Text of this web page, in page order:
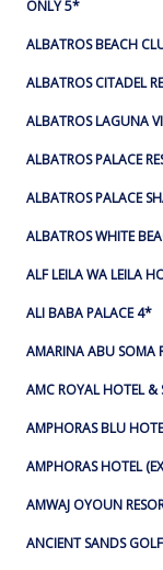
ONLY 5*
ALBATROS BEACH
ALBATROS CITADEL
ALBATROS LAGUNA
ALBATROS PALACE
ALBATROS PALACE
ALBATROS WHITE
ALF LEILA WA LEILA
ALI BABA PALACE 4*
AMARINA ABU SOMA
AMC ROYAL HOTEL &
AMPHORAS BLU
AMPHORAS HOTEL
AMWAJ OYOUN
ANCIENT SANDS